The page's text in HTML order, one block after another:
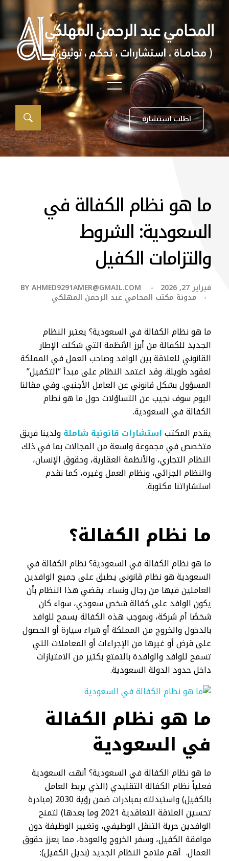
اطلب استشارة
ما هو نظام الكفالة في
السعودية: الشروط
والتزامات الكفيل
فبراير 27, 2026 BYAHMED9291AMER@GMAIL.COM
مدونة مكتب المحامي عبد الرحمن المهلكي
ما هو نظام الكفالة في السعودية​؟ يعتبر النظام
الجديد للكفالة من أبرز الأنظمة التي شكلت الإطار
القانوني للعلاقة بين الوافد وصاحب العمل في المملكة
لعقود طويلة. وقد اعتمد النظام على مبدأ “التكفيل”
المسؤول بشكل قانوني عن العامل الأجنبي. وفي مقالنا
اليوم سوف نجيب عن التساؤلات حول ما هو نظام
الكفالة في السعودية.
يقدم المكتباستشارات قانونية شاملةولدينا فريق
متخصص في مجموعة واسعة من المجالات بما في ذلك
النظام التجاري، والأنظمة العقارية، وحقوق الإنسان،
والنظام الجزائي، ونظام العمل وغيره، كما نقدم
استشاراتنا مكتوبة.
ما نظام الكفالة؟
ما هو نظام الكفالة في السعودية؟ نظام الكفالة في
السعودية هو نظام قانوني يطبق على جميع الوافدين
العاملين فيها من رجال ونساء. يقضي هذا النظام بأن
يكون الوافد على كفالة شخص سعودي، سواء كان
شخصًا أم شركة، وبموجب هذه الكفالة يسمح للوافد
بالدخول والخروج من المملكة أو شراء سيارة أو الحصول
على قرض أو غيرها من الإجراءات أو المعاملات التي
تسمح للوافد والوافدة بالتمتع بكثير من الامتيازات
داخل حدود الدولة السعودية.
ما هو نظام الكفالة
في السعودية​
ما هو نظام الكفالة في السعودية؟ أنهت السعودية
فعلياً نظام الكفالة التقليدي (الذي يربط العامل
بالكفيل) واستبدلته بمبادرات ضمن رؤية 2030 (مبادرة
تحسين العلاقة التعاقدية 2021 وما بعدها) لتمنح
الوافدين حرية التنقل الوظيفي، وتغيير الوظيفة دون
موافقة الكفيل، وسفر الخروج والعودة، مما يعزز حقوق
العمال. أهم ملامح النظام الجديد (بديل الكفيل):